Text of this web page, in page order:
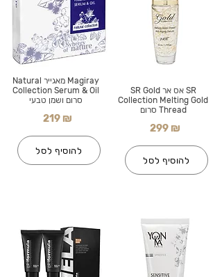
Magiray מאגייר Natural
Collection Serum & Oil
סרום ושמן טבעי
219 ₪
להוסיף לסל
SR אס אר SR Gold
Collection Melting Gold
Thread סרום
299 ₪
להוסיף לסל